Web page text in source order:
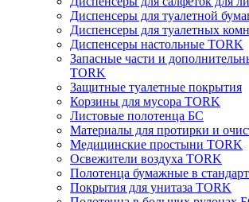
Диспенсеры для туалетной
Диспенсеры для туалетных
Диспенсеры настольные TORK
Запасные части и
TORK
Защитные туалетные покрытия
Корзины для мусора TORK
Листовые полотенца БС
Материалы для протирки и
Медицинские простыни TORK
Освежители воздуха TORK
Полотенца бумажные в
Покрытия для унитаза TORK